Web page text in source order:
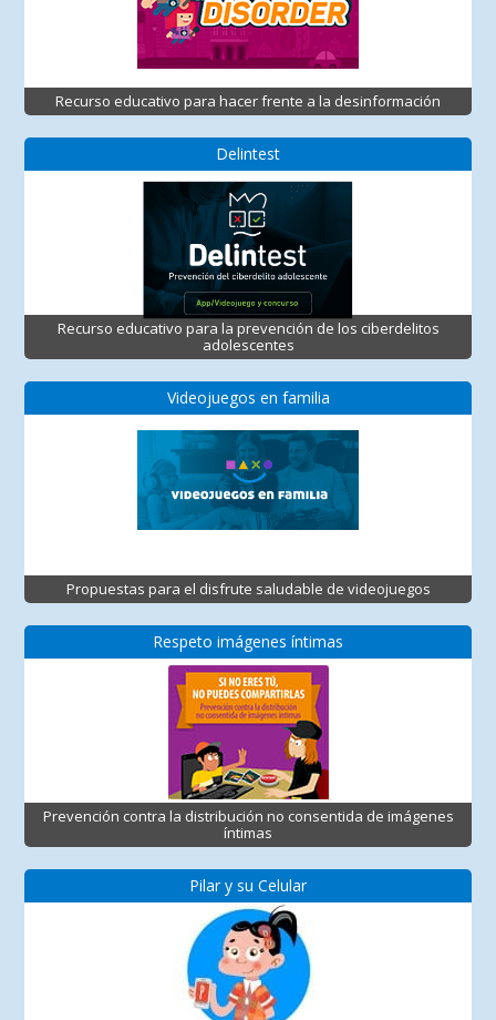
Recurso educativo para hacer frente a la desinformación
Delintest
Recurso educativo para la prevención de los ciberdelitos
adolescentes
Videojuegos en familia
Propuestas para el disfrute saludable de videojuegos
Respeto imágenes íntimas
Prevención contra la distribución no consentida de imágenes
íntimas
Pilar y su Celular